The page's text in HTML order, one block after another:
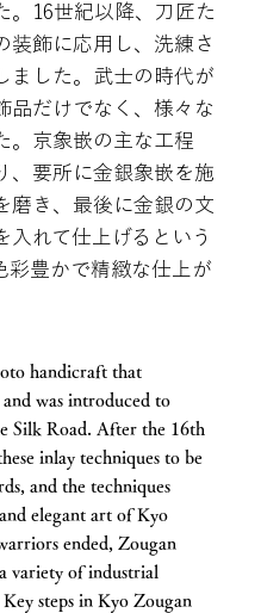
。16世紀以降、刀匠た
装飾に応用し、洗練さ
ました。武士の時代が
品だけでなく、様々な
。京象嵌の主な工程
、要所に金銀象嵌を施
磨き、最後に金銀の文
れて仕上げるという
彩豊かで精緻な仕上が
handicraft that
was introduced to
Silk Road. After the 16th
inlay techniques to be
and the techniques
elegant art of Kyo
ended, Zougan
variety of industrial
Key steps in Kyo Zougan